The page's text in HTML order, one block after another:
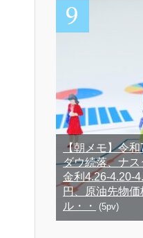
【朝メモ】令
ダウ続落、ナ
金利4.26-4.20-
円、原油先物
ル・・
(5pv)